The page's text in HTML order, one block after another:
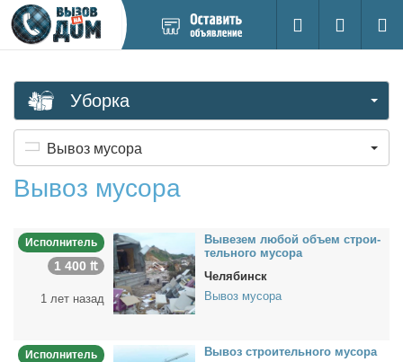
новое
Поиск
Вход на
Уборка
Вывоз мусора
Вывоз мусора
Исполнитель
1 400 ₶
1 лет назад
Вы­ве­зем лю­бой объ­ем стро­и­
тель­но­го му­со­ра
Челябинск
Вывоз мусора
Исполнитель
Вы­воз стро­и­тель­но­го му­со­ра